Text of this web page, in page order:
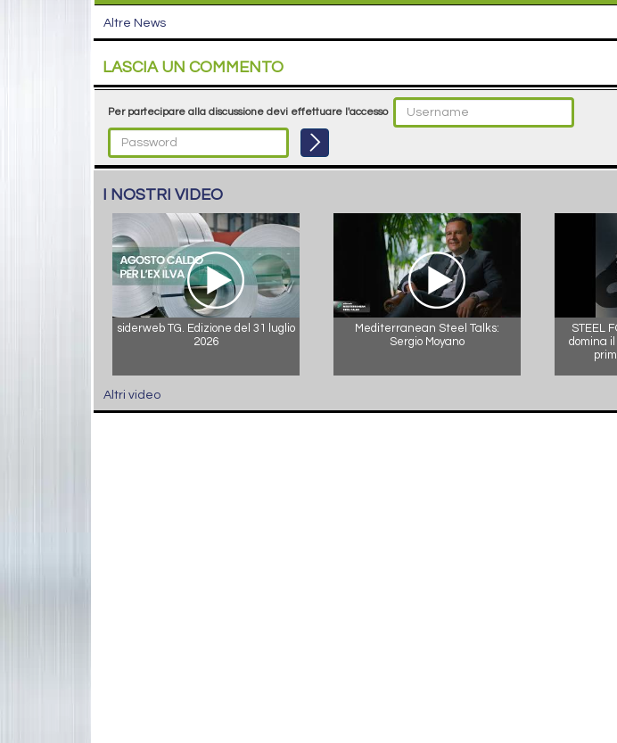
Altre News
LASCIA UN COMMENTO
Per partecipare alla discussione devi effettuare l'accesso
I NOSTRI VIDEO
siderweb TG. Edizione del 31 luglio
2026
Mediterranean Steel Talks:
Sergio Moyano
STEEL
domina
Altri video